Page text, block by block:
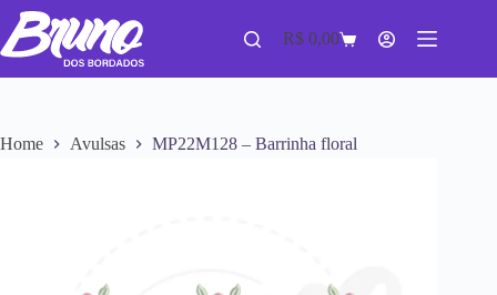
R$ 0,00
Home Avulsas MP22M128 – Barrinha floral